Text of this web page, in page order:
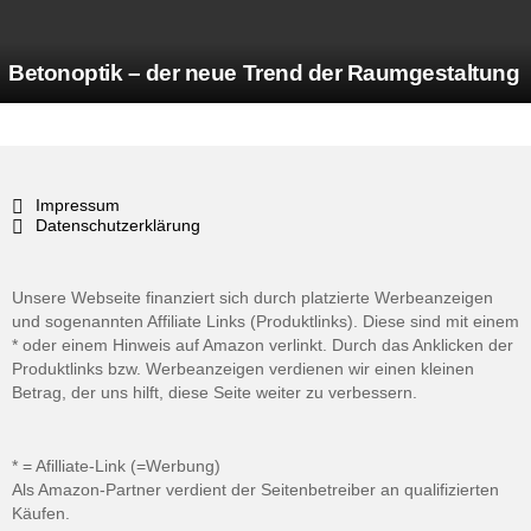
Betonoptik – der neue Trend der Raumgestaltung
Impressum
Datenschutzerklärung
Unsere Webseite finanziert sich durch platzierte Werbeanzeigen
und sogenannten Affiliate Links (Produktlinks). Diese sind mit einem
* oder einem Hinweis auf Amazon verlinkt. Durch das Anklicken der
Produktlinks bzw. Werbeanzeigen verdienen wir einen kleinen
Betrag, der uns hilft, diese Seite weiter zu verbessern.
* = Afilliate-Link (=Werbung)
Als Amazon-Partner verdient der Seitenbetreiber an qualifizierten
Käufen.